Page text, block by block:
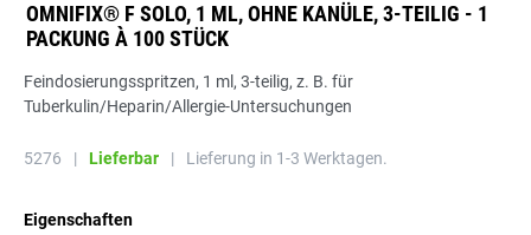
OMNIFIX® F SOLO, 1 ML, OHNE KANÜLE, 3-TEILIG - 1
PACKUNG À 100 STÜCK
Feindosierungsspritzen, 1 ml, 3-teilig, z. B. für
Tuberkulin/Heparin/Allergie-Untersuchungen
5276 | Lieferbar | Lieferung in 1-3 Werktagen.
Eigenschaften